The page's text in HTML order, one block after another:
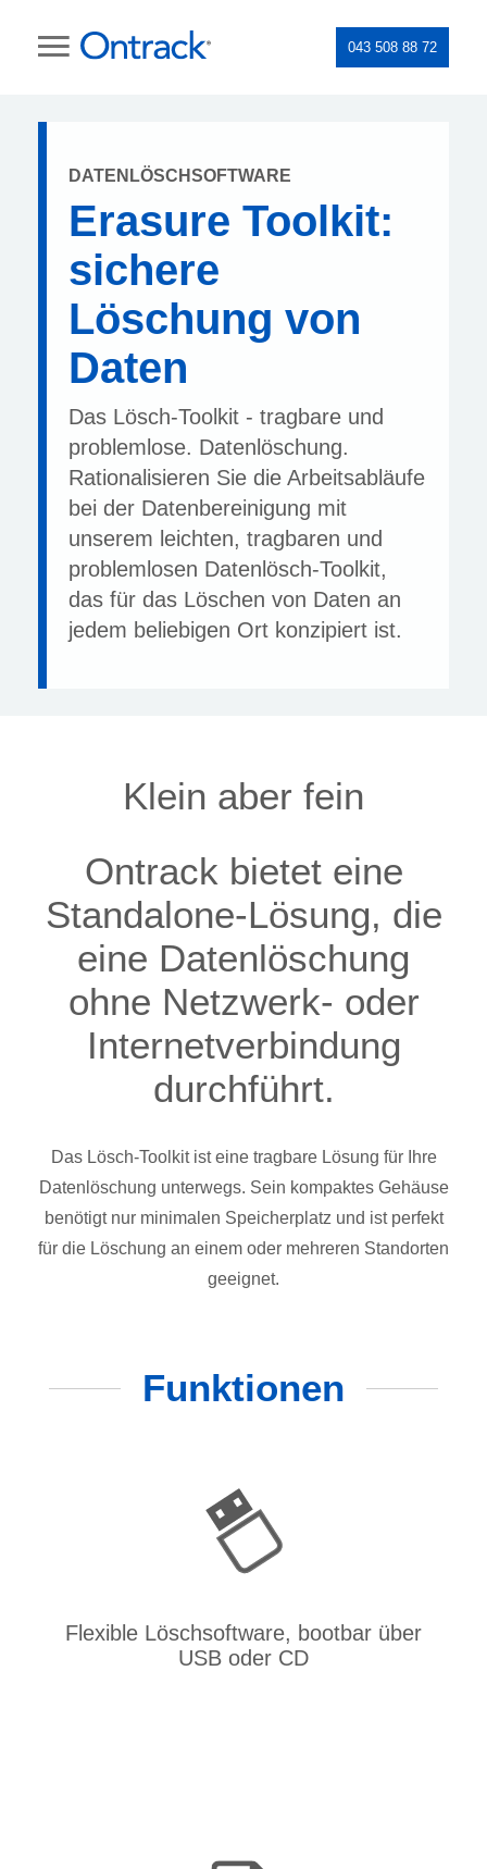
043 508 88 72
DATENLÖSCHSOFTWARE
Erasure Toolkit:
sichere
Löschung von
Daten
Das Lösch-Toolkit - tragbare und
problemlose. Datenlöschung.
Rationalisieren Sie die Arbeitsabläufe
bei der Datenbereinigung mit
unserem leichten, tragbaren und
problemlosen Datenlösch-Toolkit,
das für das Löschen von Daten an
jedem beliebigen Ort konzipiert ist.
Klein aber fein
Ontrack bietet eine
Standalone-Lösung, die
eine Datenlöschung
ohne Netzwerk- oder
Internetverbindung
durchführt.
Das Lösch-Toolkit ist eine tragbare Lösung für Ihre
Datenlöschung unterwegs. Sein kompaktes Gehäuse
benötigt nur minimalen Speicherplatz und ist perfekt
für die Löschung an einem oder mehreren Standorten
geeignet.
Funktionen
Flexible Löschsoftware, bootbar über
USB oder CD